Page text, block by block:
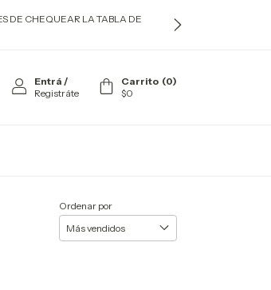
DE CHEQUEAR LA TABLA DE
Entrá /
Registráte
Carrito (0)
$0
Ordenar por